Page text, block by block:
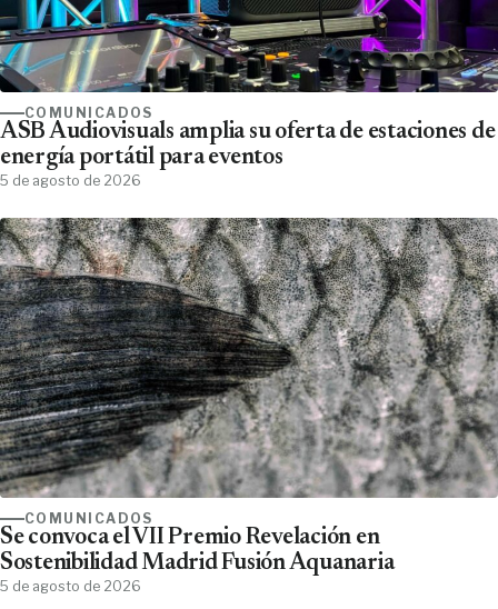
COMUNICADOS
ASB Audiovisuals amplia su oferta de estaciones de
energía portátil para eventos
5 de agosto de 2026
COMUNICADOS
Se convoca el VII Premio Revelación en
Sostenibilidad Madrid Fusión Aquanaria
5 de agosto de 2026